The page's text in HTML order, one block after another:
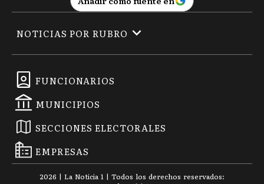
FUNCIONARIOS
MUNICIPIOS
SECCIONES ELECTORALES
EMPRESAS
NOTICIAS POR RUBRO
2026 | La Noticia 1 | Todos los derechos reservados: